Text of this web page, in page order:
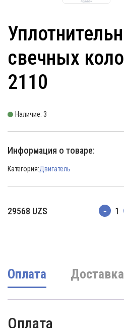
свечных
2110
Наличие: 3
Информация о товаре:
Категория:Двигатель
29568 UZS
Оплата Доставка
Оплата